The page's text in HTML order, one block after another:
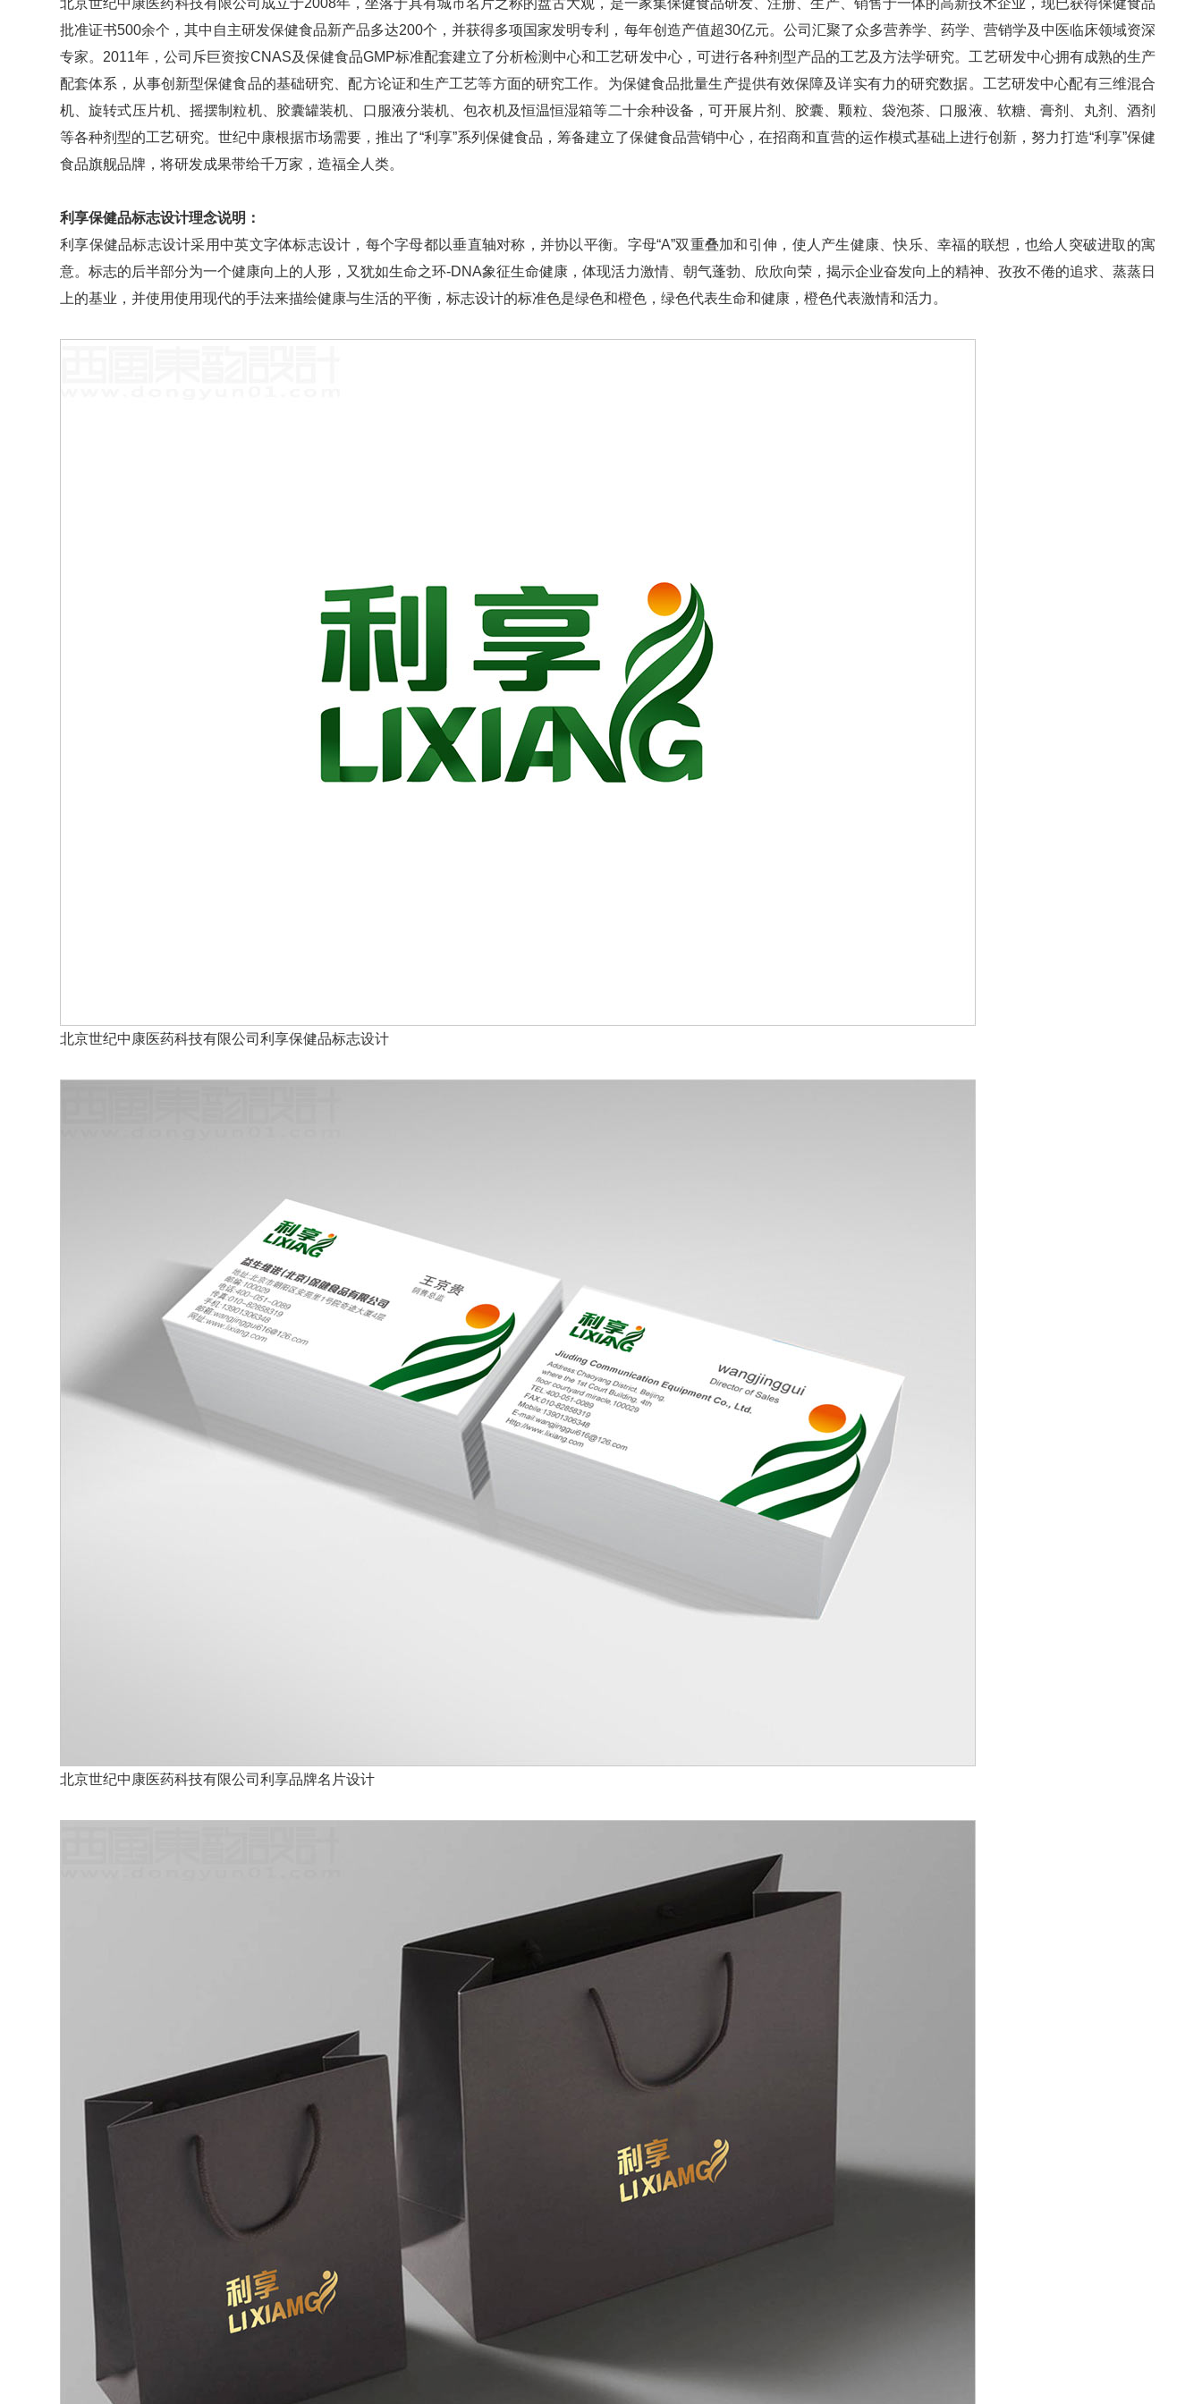
北京世纪中康医药科技有限公司成立于2008年，坐落于具有城市名片之称的盘古大观，是一家集保健食品研发、注册、生产、销售于一体的高新技术企业，现已获得保健食品
批准证书500余个，其中自主研发保健食品新产品多达200个，并获得多项国家发明专利，每年创造产值超30亿元。公司汇聚了众多营养学、药学、营销学及中医临床领域资深
专家。2011年，公司斥巨资按CNAS及保健食品GMP标准配套建立了分析检测中心和工艺研发中心，可进行各种剂型产品的工艺及方法学研究。工艺研发中心拥有成熟的生产
配套体系，从事创新型保健食品的基础研究、配方论证和生产工艺等方面的研究工作。为保健食品批量生产提供有效保障及详实有力的研究数据。工艺研发中心配有三维混合
机、旋转式压片机、摇摆制粒机、胶囊罐装机、口服液分装机、包衣机及恒温恒湿箱等二十余种设备，可开展片剂、胶囊、颗粒、袋泡茶、口服液、软糖、膏剂、丸剂、酒剂
等各种剂型的工艺研究。世纪中康根据市场需要，推出了“利享”系列保健食品，筹备建立了保健食品营销中心，在招商和直营的运作模式基础上进行创新，努力打造“利享”保健
食品旗舰品牌，将研发成果带给千万家，造福全人类。
利享保健品标志设计理念说明：
利享保健品标志设计采用中英文字体标志设计，每个字母都以垂直轴对称，并协以平衡。字母“A”双重叠加和引伸，使人产生健康、快乐、幸福的联想，也给人突破进取的寓
意。标志的后半部分为一个健康向上的人形，又犹如生命之环-DNA象征生命健康，体现活力激情、朝气蓬勃、欣欣向荣，揭示企业奋发向上的精神、孜孜不倦的追求、蒸蒸日
上的基业，并使用使用现代的手法来描绘健康与生活的平衡，标志设计的标准色是绿色和橙色，绿色代表生命和健康，橙色代表激情和活力。
北京世纪中康医药科技有限公司利享保健品标志设计
北京世纪中康医药科技有限公司利享品牌名片设计